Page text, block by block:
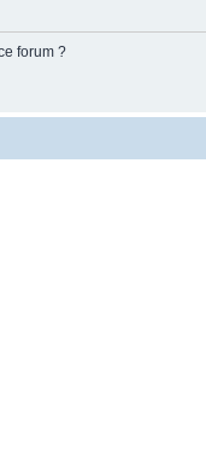
forum ?